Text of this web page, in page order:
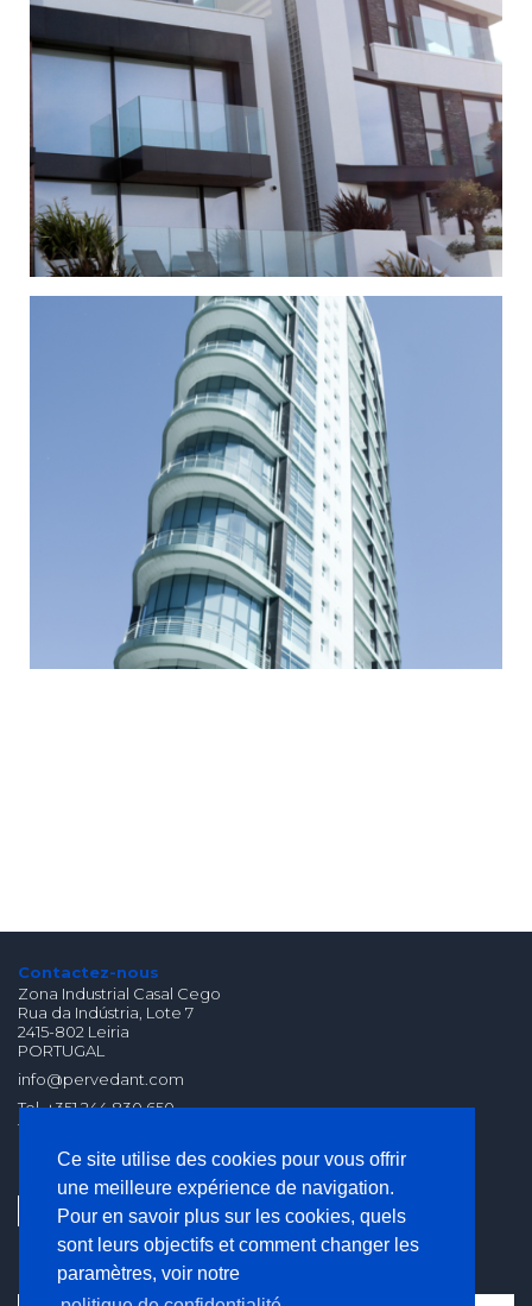
Ce site utilise des cookies pour vous offrir
une meilleure expérience de navigation.
Pour en savoir plus sur les cookies, quels
sont leurs objectifs et comment changer les
paramètres, voir notre
Contactez-nous
Zona Industrial Casal Cego
Rua da Indústria, Lote 7
2415-802 Leiria
PORTUGAL
info@pervedant.com
Tel. +351 244 830 650
fax. +351 244 830 659
Fixa Nacional)